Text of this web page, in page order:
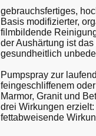
gebrauchsfertiges,
Basis modifizierter,
filmbildende
der Aushärtung ist
gesundheitlich
Pumpspray zur
feingeschliffenem
Marmor, Granit und
drei Wirkungen
fettabweisende